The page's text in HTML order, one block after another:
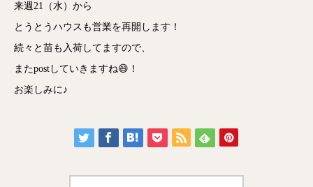
来週21（水）から
とうとうハウスも営業を再開します！
続々と苗も入荷してますので、
またpostしていきますね😄！
お楽しみに♪